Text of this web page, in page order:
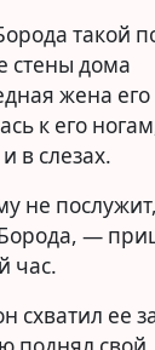
такой
стены дома
жена
к его
в слезах.
не
—
час.
схватил ее